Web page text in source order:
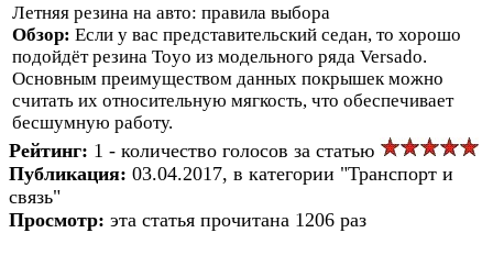
Летняя резина на авто: правила выбора
Обзор: Если у вас представительский седан, то хорошо
подойдёт резина Toyo из модельного ряда Versado.
Основным преимуществом данных покрышек можно
считать их относительную мягкость, что обеспечивает
бесшумную работу.
Рейтинг: 1 - количество голосов за статью
Публикация: 03.04.2017, в категории "Транспорт и
связь"
Просмотр: эта статья прочитана 1206 раз